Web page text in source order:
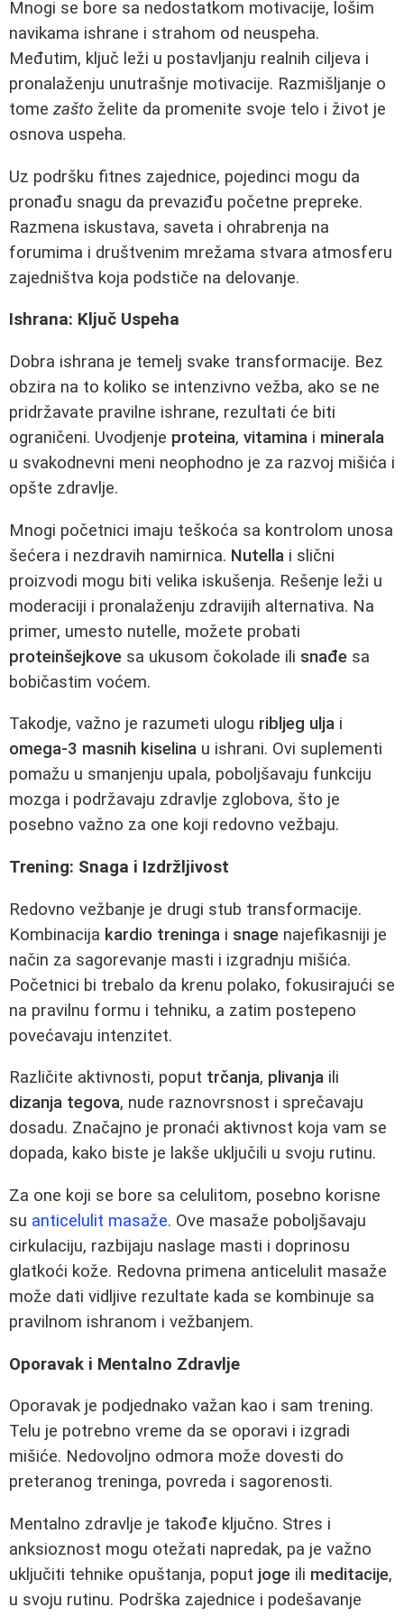
Mnogi se bore sa nedostatkom motivacije, lošim
navikama ishrane i strahom od neuspeha.
Međutim, ključ leži u postavljanju realnih ciljeva i
pronalaženju unutrašnje motivacije. Razmišljanje o
tome zašto želite da promenite svoje telo i život je
osnova uspeha.
Uz podršku fitnes zajednice, pojedinci mogu da
pronađu snagu da prevaziđu početne prepreke.
Razmena iskustava, saveta i ohrabrenja na
forumima i društvenim mrežama stvara atmosferu
zajedništva koja podstiče na delovanje.
Ishrana: Ključ Uspeha
Dobra ishrana je temelj svake transformacije. Bez
obzira na to koliko se intenzivno vežba, ako se ne
pridržavate pravilne ishrane, rezultati će biti
ograničeni. Uvodjenje proteina, vitamina i minerala
u svakodnevni meni neophodno je za razvoj mišića i
opšte zdravlje.
Mnogi početnici imaju teškoća sa kontrolom unosa
šećera i nezdravih namirnica. Nutella i slični
proizvodi mogu biti velika iskušenja. Rešenje leži u
moderaciji i pronalaženju zdravijih alternativa. Na
primer, umesto nutelle, možete probati
proteinšejkove sa ukusom čokolade ili snađe sa
bobičastim voćem.
Takodje, važno je razumeti ulogu ribljeg ulja i
omega-3 masnih kiselina u ishrani. Ovi suplementi
pomažu u smanjenju upala, poboljšavaju funkciju
mozga i podržavaju zdravlje zglobova, što je
posebno važno za one koji redovno vežbaju.
Trening: Snaga i Izdržljivost
Redovno vežbanje je drugi stub transformacije.
Kombinacija kardio treninga i snage najefikasniji je
način za sagorevanje masti i izgradnju mišića.
Početnici bi trebalo da krenu polako, fokusirajući se
na pravilnu formu i tehniku, a zatim postepeno
povećavaju intenzitet.
Različite aktivnosti, poput trčanja, plivanja ili
dizanja tegova, nude raznovrsnost i sprečavaju
dosadu. Značajno je pronaći aktivnost koja vam se
dopada, kako biste je lakše uključili u svoju rutinu.
Za one koji se bore sa celulitom, posebno korisne
su anticelulit masaže. Ove masaže poboljšavaju
cirkulaciju, razbijaju naslage masti i doprinosu
glatkoći kože. Redovna primena anticelulit masaže
može dati vidljive rezultate kada se kombinuje sa
pravilnom ishranom i vežbanjem.
Oporavak i Mentalno Zdravlje
Oporavak je podjednako važan kao i sam trening.
Telu je potrebno vreme da se oporavi i izgradi
mišiće. Nedovoljno odmora može dovesti do
preteranog treninga, povreda i sagorenosti.
Mentalno zdravlje je takođe ključno. Stres i
anksioznost mogu otežati napredak, pa je važno
uključiti tehnike opuštanja, poput joge ili meditacije,
u svoju rutinu. Podrška zajednice i podešavanje